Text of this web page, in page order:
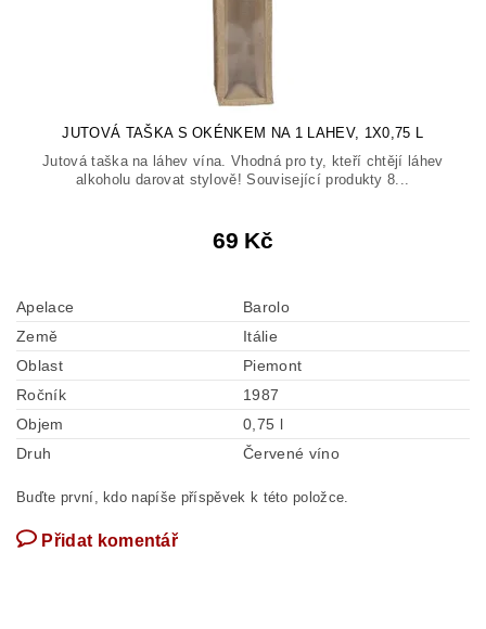
JUTOVÁ TAŠKA S OKÉNKEM NA 1 LAHEV, 1X0,75 L
Jutová taška na láhev vína. Vhodná pro ty, kteří chtějí láhev
alkoholu darovat stylově! Související produkty 8...
69 Kč
Apelace
Barolo
Země
Itálie
Oblast
Piemont
Ročník
1987
Objem
0,75 l
Druh
Červené víno
Buďte první, kdo napíše příspěvek k této položce.
Přidat komentář